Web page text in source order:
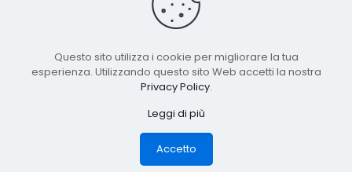
© 2026 Nuova Rivista Storica. Published by
unless otherwise stated
Questo sito utilizza i cookie per migliorare la tua
esperienza. Utilizzando questo sito Web accetti la nostra
Privacy Policy.
Leggi di più
Accetto